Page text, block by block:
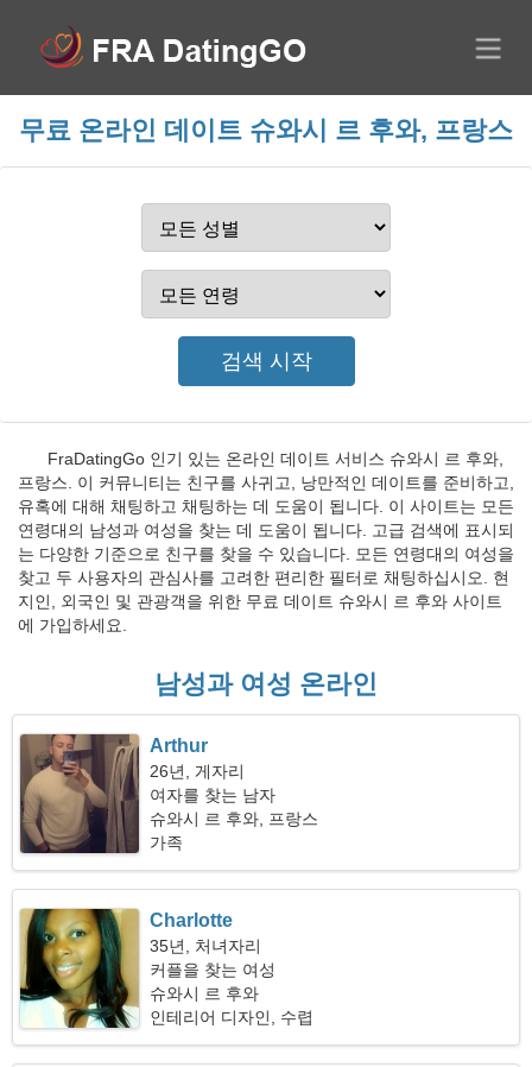
무료 온라인 데이트 슈와시 르 후와, 프랑스
FraDatingGo 인기 있는 온라인 데이트 서비스 슈와시 르 후와,
프랑스. 이 커뮤니티는 친구를 사귀고, 낭만적인 데이트를 준비하고,
유혹에 대해 채팅하고 채팅하는 데 도움이 됩니다. 이 사이트는 모든
연령대의 남성과 여성을 찾는 데 도움이 됩니다. 고급 검색에 표시되
는 다양한 기준으로 친구를 찾을 수 있습니다. 모든 연령대의 여성을
찾고 두 사용자의 관심사를 고려한 편리한 필터로 채팅하십시오. 현
지인, 외국인 및 관광객을 위한 무료 데이트 슈와시 르 후와 사이트
에 가입하세요.
남성과 여성 온라인
Arthur
26년, 게자리
여자를 찾는 남자
슈와시 르 후와, 프랑스
가족
Charlotte
35년, 처녀자리
커플을 찾는 여성
슈와시 르 후와
인테리어 디자인, 수렵